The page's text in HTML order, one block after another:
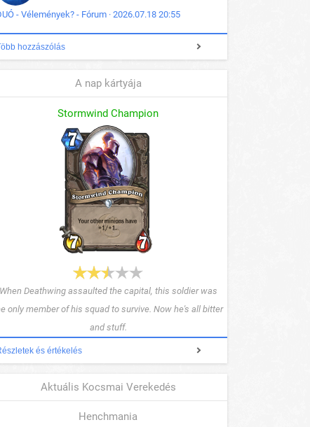
- Vélemények? - Fórum · 2026.07.18 20:55
hozzászólás
A nap kártyája
Stormwind Champion
When Deathwing assaulted the capital, this soldier was
only member of his squad to survive. Now he's all bitter
and stuff.
és értékelés
Aktuális Kocsmai Verekedés
Henchmania